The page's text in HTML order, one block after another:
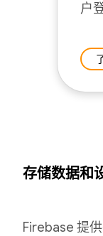
户
存储数据和
Firebase 提